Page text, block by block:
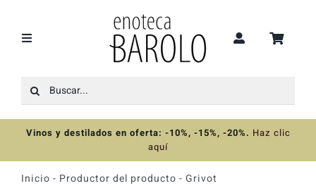
contenido
Toggle
Recomendaciones
Ofertas
Buscar:
Vinos y destilados en oferta: -10%, -15%, -20%. Haz clic
aquí
Inicio - Productor del producto - Grivot